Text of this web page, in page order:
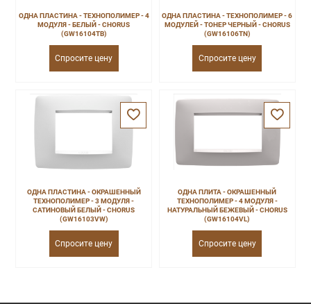
ОДНА ПЛАСТИНА - ТЕХНОПОЛИМЕР - 4
МОДУЛЯ - БЕЛЫЙ - CHORUS
(GW16104TB)
Спросите цену
ОДНА ПЛАСТИНА - ТЕХНОПОЛИМЕР - 6
МОДУЛЕЙ - ТОНЕР ЧЕРНЫЙ - CHORUS
(GW16106TN)
Спросите цену
ОДНА ПЛАСТИНА - ОКРАШЕННЫЙ
ТЕХНОПОЛИМЕР - 3 МОДУЛЯ -
САТИНОВЫЙ БЕЛЫЙ - CHORUS
(GW16103VW)
Спросите цену
ОДНА ПЛИТА - ОКРАШЕННЫЙ
ТЕХНОПОЛИМЕР - 4 МОДУЛЯ -
НАТУРАЛЬНЫЙ БЕЖЕВЫЙ - CHORUS
(GW16104VL)
Спросите цену